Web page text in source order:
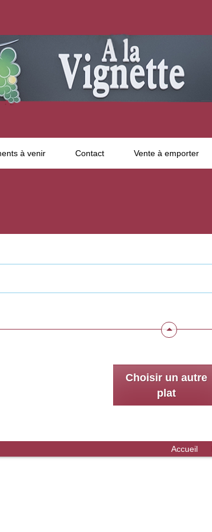
à venir Contact Vente à emporter
Choisir un autre
plat
Accueil